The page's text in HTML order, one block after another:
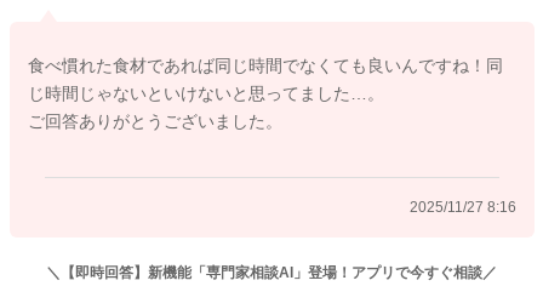
食べ慣れた食材であれば同じ時間でなくても良いんですね！同
じ時間じゃないといけないと思ってました…。
ご回答ありがとうございました。
2025/11/27 8:16
＼【即時回答】新機能「専門家相談AI」登場！アプリで今すぐ相談／